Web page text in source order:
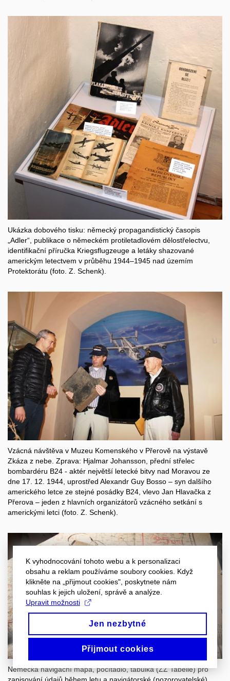
Ukázka dobového tisku: německý propagandistický časopis
„Adler“, publikace o německém protiletadlovém dělostřelectvu,
identifikační příručka Kriegsflugzeuge a letáky shazované
americkým letectvem v průběhu 1944–1945 nad územím
Protektorátu (foto. Z. Schenk).
Vzácná návštěva v Muzeu Komenského v Přerově na výstavě
Zkáza z nebe. Zprava: Hjalmar Johansson, přední střelec
bombardéru B24 - aktér největší letecké bitvy nad Moravou ze
dne 17. 12. 1944, uprostřed Alexandr Guy Bosso – syn dalšího
amerického letce ze stejné posádky B24, vlevo Jan Hlavačka z
Přerova – jeden z hlavních organizátorů vzácného setkání s
americkými letci (foto. Z. Schenk).
Německá navigační mapa, počítadlo, tabulka (ZZ Tabelle) pro
zapisování údajů během letu a navigátorské (pozorovatelské)
K vyhodnocování tohoto webu a k personalizaci
obsahu a reklam používáme soubory cookies. Když
klikněte na „přijmout cookies", poskytnete nám
souhlas k jejich uložení, správě a analýze.
Upravit možnosti
Jen nezbytné
Přijmout cookies